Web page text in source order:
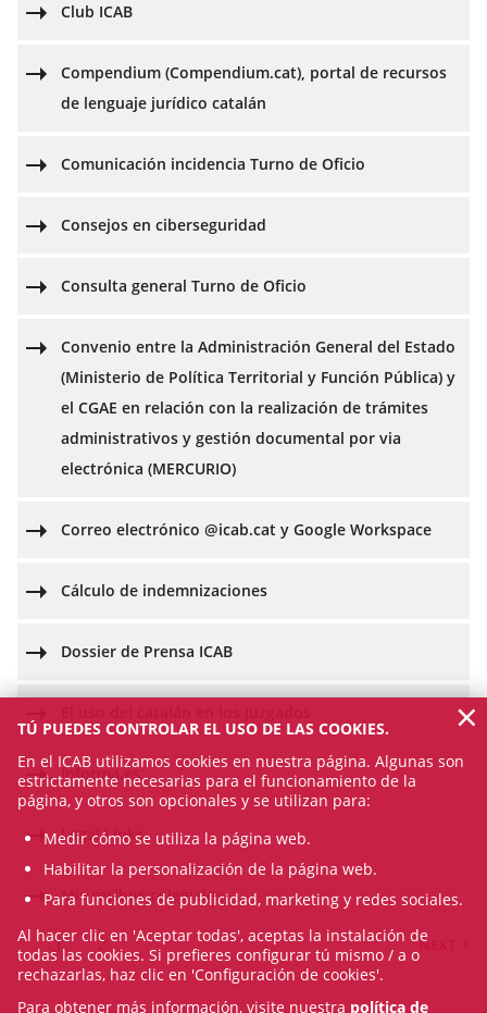
Club ICAB
Compendium (Compendium.cat), portal de recursos
de lenguaje jurídico catalán
Comunicación incidencia Turno de Oficio
Consejos en ciberseguridad
Consulta general Turno de Oficio
Convenio entre la Administración General del Estado
(Ministerio de Política Territorial y Función Pública) y
el CGAE en relación con la realización de trámites
administrativos y gestión documental por via
electrónica (MERCURIO)
Correo electrónico @icab.cat y Google Workspace
Cálculo de indemnizaciones
Dossier de Prensa ICAB
Informa.es
Legal Links
Mis recibos colegiales
1 2 NEXT
TÚ PUEDES CONTROLAR EL USO DE LAS COOKIES.
En el ICAB utilizamos cookies en nuestra página. Algunas son
estrictamente necesarias para el funcionamiento de la
página, y otros son opcionales y se utilizan para:
Medir cómo se utiliza la página web.
Habilitar la personalización de la página web.
Para funciones de publicidad, marketing y redes sociales.
Al hacer clic en 'Aceptar todas', aceptas la instalación de
todas las cookies. Si prefieres configurar tú mismo / a o
rechazarlas, haz clic en 'Configuración de cookies'.
Para obtener más información, visite nuestra política de
×